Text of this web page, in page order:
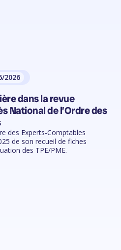
2026
dans la revue
National de l’Ordre des
des Experts-Comptables
de son recueil de fiches
des TPE/PME.